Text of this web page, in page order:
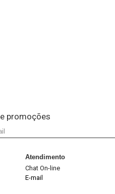
promoções
Atendimento
Chat On-line
E-mail